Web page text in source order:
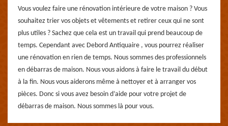
Vous voulez faire une rénovation intérieure de votre maison ? Vous
souhaitez trier vos objets et vêtements et retirer ceux qui ne sont
plus utiles ? Sachez que cela est un travail qui prend beaucoup de
temps. Cependant avec Debord Antiquaire , vous pourrez réaliser
une rénovation en rien de temps. Nous sommes des professionnels
en débarras de maison. Nous vous aidons à faire le travail du début
à la fin. Nous vous aiderons même à nettoyer et à arranger vos
pièces. Donc si vous avez besoin d’aide pour votre projet de
débarras de maison. Nous sommes là pour vous.